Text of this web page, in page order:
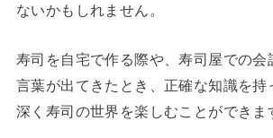
ないかもしれません。
寿司を自宅で作る際や、寿司屋での会
言葉が出てきたとき、正確な知識を持
深く寿司の世界を楽しむことができま